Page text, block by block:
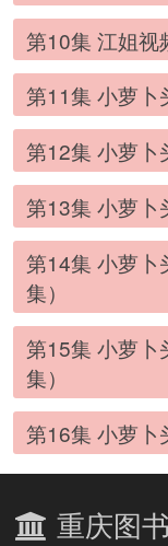
第10集 江姐视
第11集 小萝卜
第12集 小萝卜
第13集 小萝卜
第14集 小萝卜
集）
第15集 小萝卜
集）
第16集 小萝卜
重庆图